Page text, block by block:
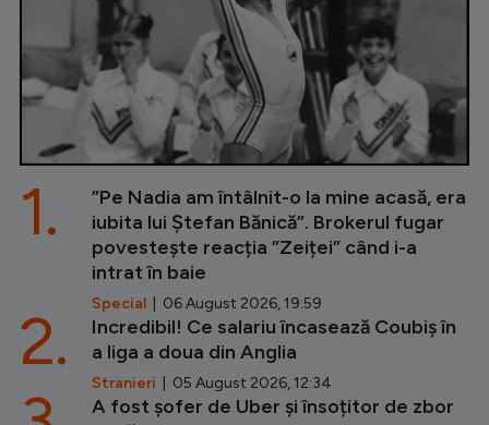
”Pe Nadia am întâlnit-o la mine acasă, era
iubita lui Ștefan Bănică”. Brokerul fugar
povestește reacția ”Zeiței” când i-a
intrat în baie
Special | 06 August 2026, 19:59
1.
Incredibil! Ce salariu încasează Coubiș în
a liga a doua din Anglia
Stranieri | 05 August 2026, 12:34
2.
A fost șofer de Uber și însoțitor de zbor